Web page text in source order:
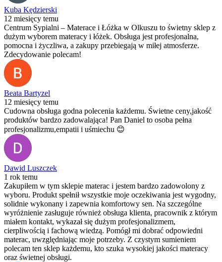
Kuba Kędzierski
12 miesięcy temu
Centrum Sypialni – Materace i Łóżka w Olkuszu to świetny sklep z
dużym wyborem materacy i łóżek. Obsługa jest profesjonalna,
pomocna i życzliwa, a zakupy przebiegają w miłej atmosferze.
Zdecydowanie polecam!
Beata Bartyzel
12 miesięcy temu
Cudowna obsługa godna polecenia każdemu. Świetne ceny,jakość
produktów bardzo zadowalająca! Pan Daniel to osoba pełna
profesjonalizmu,empatii i uśmiechu 😊
Dawid Luszczek
1 rok temu
Zakupiłem w tym sklepie materac i jestem bardzo zadowolony z
wyboru. Produkt spełnił wszystkie moje oczekiwania jest wygodny,
solidnie wykonany i zapewnia komfortowy sen. Na szczególne
wyróżnienie zasługuje również obsługa klienta, pracownik z którym
miałem kontakt, wykazał się dużym profesjonalizmem,
cierpliwością i fachową wiedzą. Pomógł mi dobrać odpowiedni
materac, uwzględniając moje potrzeby. Z czystym sumieniem
polecam ten sklep każdemu, kto szuka wysokiej jakości materacy
oraz świetnej obsługi.